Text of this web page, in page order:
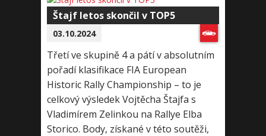
Štajf letos skončil v TOP5
03.10.2024
Třetí ve skupině 4 a pátí v absolutním
pořadí klasifikace FIA European
Historic Rally Championship – to je
celkový výsledek Vojtěcha Štajfa s
Vladimírem Zelinkou na Rallye Elba
Storico. Body, získané v této soutěži,